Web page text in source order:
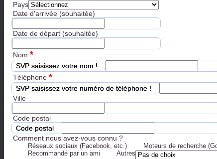
Pays
Date d'arrivée (souhaitée)
Date de départ (souhaitée)
Nom *
SVP saisissez votre nom !
Téléphone *
SVP saisissez votre numéro de téléphone !
Ville
Code postal
Code postal
Comment nous avez-vous connu ?
Réseaux sociaux (Facebook, etc.)
Moteurs de recherche
Recommandé par un ami
Autres